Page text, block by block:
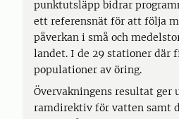
punktutsläpp bidrar
ett referensnät för att följa
påverkan i små och
landet. I de 29 stationer där
populationer av öring.
Övervakningens resultat ger
ramdirektiv för vatten samt